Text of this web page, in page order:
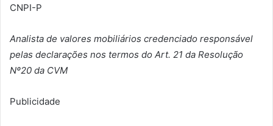
CNPI-P
Analista de valores mobiliários credenciado responsável
pelas declarações nos termos do Art. 21 da Resolução
Nº20 da CVM
Publicidade